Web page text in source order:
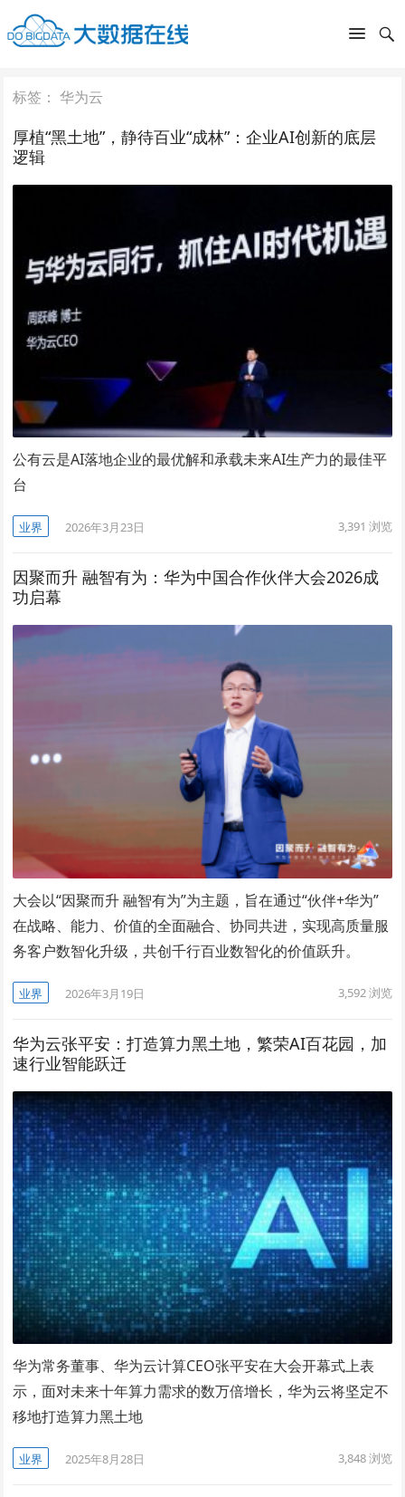
标签：华为云
厚植“黑土地”，静待百业“成林”：企业AI创新的底层
逻辑
公有云是AI落地企业的最优解和承载未来AI生产力的最佳平
台
业界 2026年3月23日 3,391 浏览
因聚而升 融智有为：华为中国合作伙伴大会2026成
功启幕
大会以“因聚而升 融智有为”为主题，旨在通过“伙伴+华为”
在战略、能力、价值的全面融合、协同共进，实现高质量服
务客户数智化升级，共创千行百业数智化的价值跃升。
业界 2026年3月19日 3,592浏览
华为云张平安：打造算力黑土地，繁荣AI百花园，加
速行业智能跃迁
华为常务董事、华为云计算CEO张平安在大会开幕式上表
示，面对未来十年算力需求的数万倍增长，华为云将坚定不
移地打造算力黑土地
业界 2025年8月28日 3,848浏览